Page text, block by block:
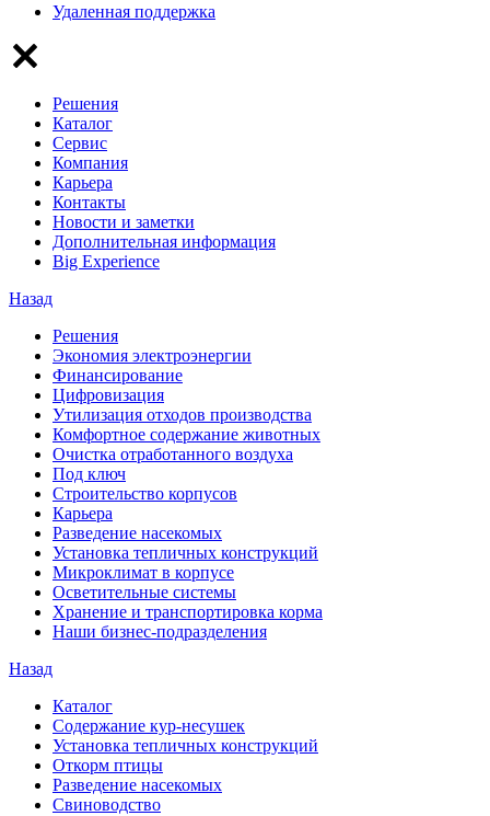
Удаленная поддержка
Решения
Каталог
Сервис
Компания
Карьера
Контакты
Новости и заметки
Дополнительная информация
Big Experience
Назад
Решения
Экономия электроэнергии
Финансирование
Цифровизация
Утилизация отходов производства
Комфортное содержание животных
Очистка отработанного воздуха
Под ключ
Строительство корпусов
Карьера
Разведение насекомых
Установка тепличных конструкций
Микроклимат в корпусе
Осветительные системы
Хранение и транспортировка корма
Наши бизнес-подразделения
Назад
Каталог
Содержание кур-несушек
Установка тепличных конструкций
Откорм птицы
Разведение насекомых
Свиноводство